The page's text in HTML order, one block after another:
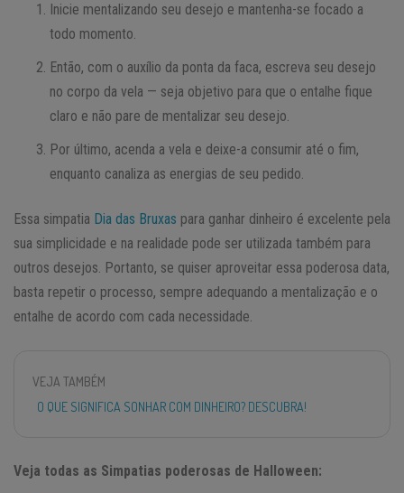
Inicie mentalizando seu desejo e mantenha-se focado a
todo momento.
Então, com o auxílio da ponta da faca, escreva seu desejo
no corpo da vela — seja objetivo para que o entalhe fique
claro e não pare de mentalizar seu desejo.
Por último, acenda a vela e deixe-a consumir até o fim,
enquanto canaliza as energias de seu pedido.
Essa simpatia Dia das Bruxas para ganhar dinheiro é excelente pela
sua simplicidade e na realidade pode ser utilizada também para
outros desejos. Portanto, se quiser aproveitar essa poderosa data,
basta repetir o processo, sempre adequando a mentalização e o
entalhe de acordo com cada necessidade.
VEJA TAMBÉM
O QUE SIGNIFICA SONHAR COM DINHEIRO? DESCUBRA!
Veja todas as Simpatias poderosas de Halloween: